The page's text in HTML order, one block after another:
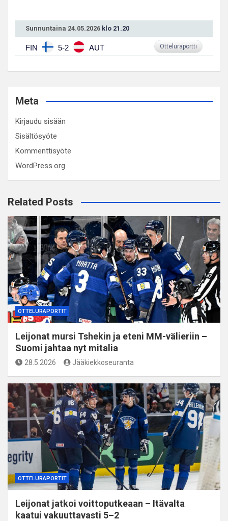
Sunnuntaina 24.05.2026 klo 21.20
FIN 5-2 AUT Otteluraportti
Meta
Kirjaudu sisään
Sisältösyöte
Kommenttisyöte
WordPress.org
Related Posts
OTTELURAPORTIT
Leijonat mursi Tshekin ja eteni MM-välieriin –
Suomi jahtaa nyt mitalia
28.5.2026 Jääkiekkoseuranta
OTTELURAPORTIT
Leijonat jatkoi voittoputkeaan – Itävalta
kaatui vakuuttavasti 5–2